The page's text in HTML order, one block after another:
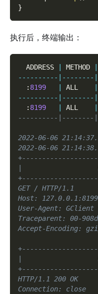
}
执行后，终端输出：
  ADDRESS
METHOD
-- -- -- -- -- -- -- -- --
: 8199 ALL
-- -- -- -- -- -- -- -- --
: 8199 ALL
----------|--------
2022-06-06
2022-06-06
|
GET / HTTP/1.1
Host: 127.0.0.1:8199
User-Agent: GClient
Traceparent: 00-
Accept-Encoding:
|
HTTP/1.1 200 OK
Connection: close